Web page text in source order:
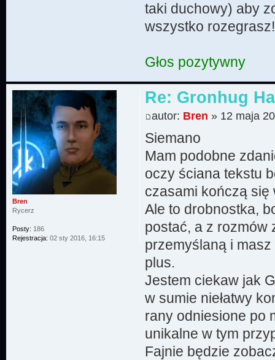
taki duchowy) aby
wszystko rozegrasz!
Głos pozytywny
Re: Gronhug
autor: Bren » 12 maja
Siemano
Mam podobne
oczy ściana tekstu
czasami kończą się
Ale to drobnostka,
postać, a z rozmów
przemyślaną i
plus.
Jestem ciekaw jak
w sumie niełatwy
rany odniesione po
unikalne w tym
Fajnie będzie
Bren
Rycerz
Posty: 186
Rejestracja: 02 sty 2016, 16:15